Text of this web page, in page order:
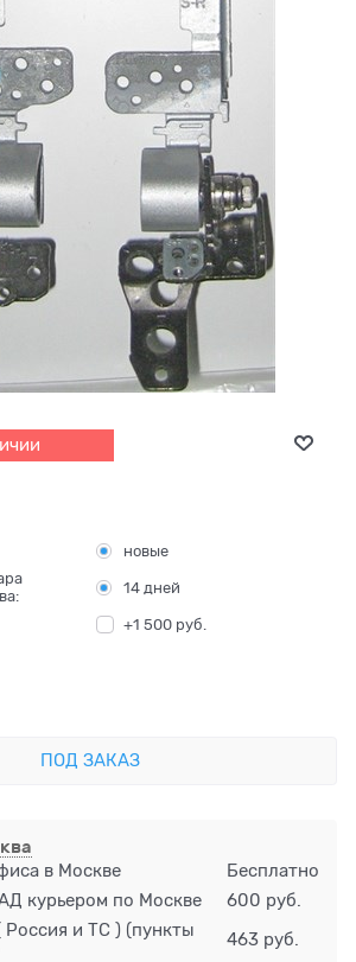
новые
14 дней
+1 500 руб.
ПОД ЗАКАЗ
в Москве
Бесплатно
курьером по Москве
600 руб.
Россия и ТС ) (пункты
463 руб.